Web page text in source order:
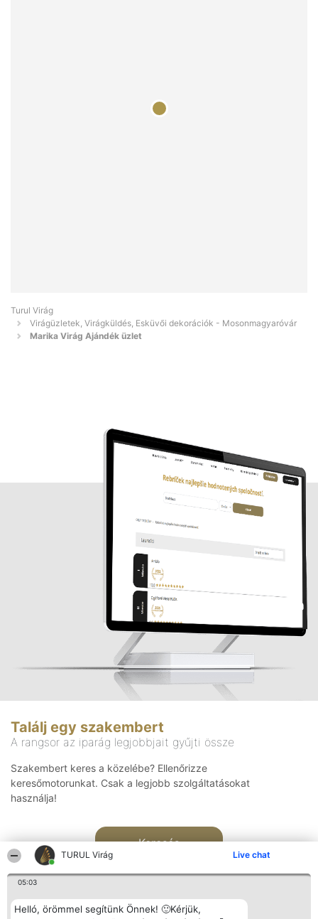
TURUL Virág Live chat
05:03
Helló, örömmel segítünk Önnek! 🙂Kérjük,
Turul Virág
Virágüzletek, Virágküldés, Esküvői dekorációk - Mosonmagyaróvár
Marika Virág Ajándék üzlet
Találj egy szakembert
A rangsor az iparág legjobbjait gyűjti össze
Szakembert keres a közelébe? Ellenőrizze
keresőmotorunkat. Csak a legjobb szolgáltatásokat
használja!
Keresés